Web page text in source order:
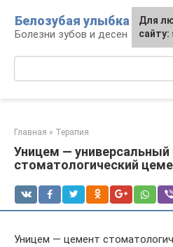
контенту
Белозубая улыбка
Болезни зубов и десен
Главная » Терапия
Уницем —
стоматологический
Уницем — цемент
Для
сайту: